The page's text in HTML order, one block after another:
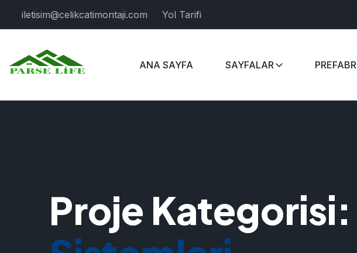
iletisim@celikcatimontaji.com Yol Tarifi
ANA SAYFA SAYFALAR
Proje Kategorisi: